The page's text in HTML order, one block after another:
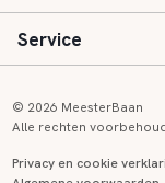
Voortgezet onderwijs
Vacatures
Inloggen
Service
© 2026 MeesterBaan
Alle rechten
Privacy en cookie